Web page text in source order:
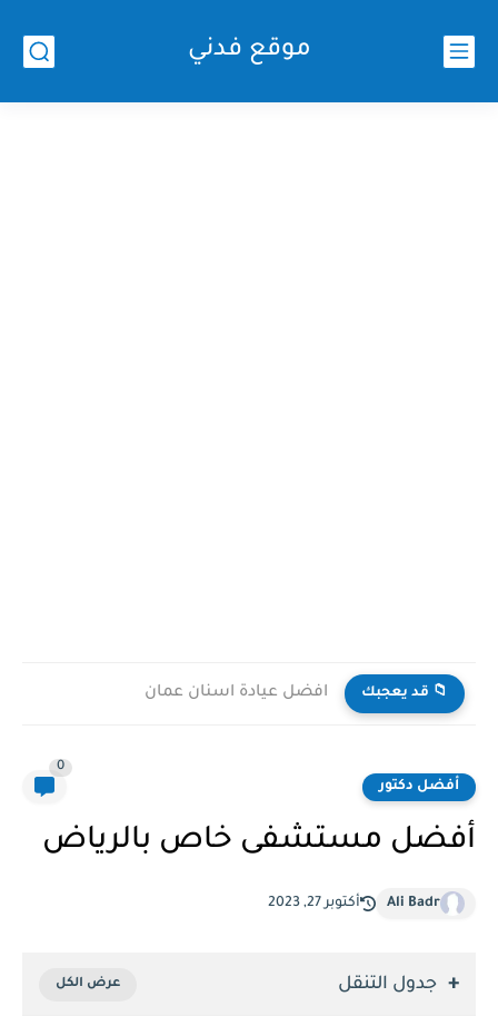
موقع فدني
📁 قد يعجبك افضل عيادة اسنان عمان
أفضل دكتور
0
أفضل مستشفى خاص بالرياض
Ali Badr أكتوبر 27, 2023
جدول التنقل